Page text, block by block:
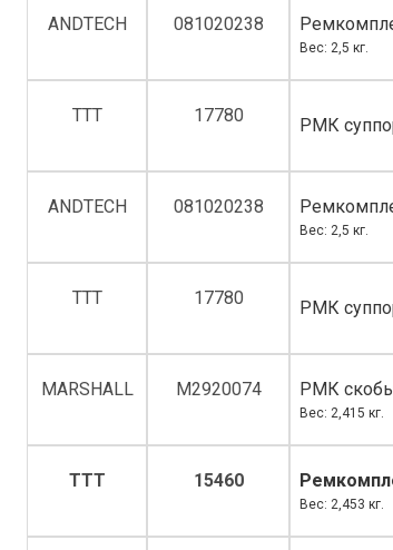
ANDTECH 081020238
Вес: 2,5 кг.
TTT 17780 РМК
ANDTECH 081020238
Вес: 2,5 кг.
TTT 17780 РМК
MARSHALL M2920074 РМК скобы
Вес: 2,415 кг.
TTT 15460
Вес: 2,453 кг.